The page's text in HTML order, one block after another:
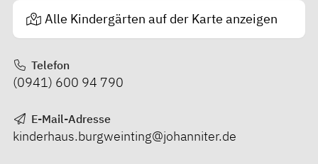
Alle Kindergärten auf der Karte anzeigen
Telefon
(0941) 600 94 790
E-Mail-Adresse
kinderhaus.burgweinting@johanniter.de